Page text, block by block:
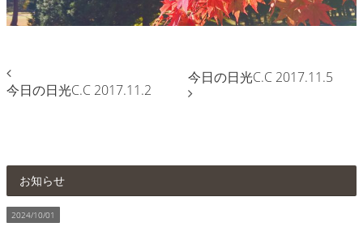
今日の日光C.C 2017.11.2
今日の日光C.C 2017.11.5
お知らせ
2024/10/01